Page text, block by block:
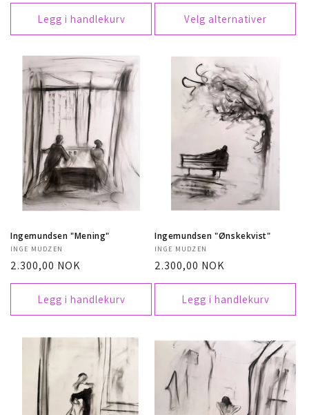
Legg i handlekurv Velg alternativer
Ingemundsen "Mening"
Selger:
INGE MUDZEN
Vanlig
pris
2.300,00 NOK
Legg i handlekurv
Ingemundsen "Ønskekvist"
Selger:
INGE MUDZEN
Vanlig
pris
2.300,00 NOK
Legg i handlekurv